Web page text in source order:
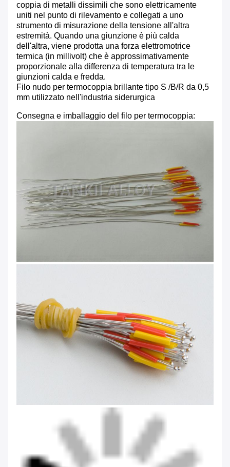
coppia di metalli dissimili che sono elettricamente
uniti nel punto di rilevamento e collegati a uno
strumento di misurazione della tensione all'altra
estremità. Quando una giunzione è più calda
dell'altra, viene prodotta una forza elettromotrice
termica (in millivolt) che è approssimativamente
proporzionale alla differenza di temperatura tra le
giunzioni calda e fredda.
Filo nudo per termocoppia brillante tipo S /B/R da 0,5
mm utilizzato nell'industria siderurgica
Consegna e imballaggio del filo per termocoppia: